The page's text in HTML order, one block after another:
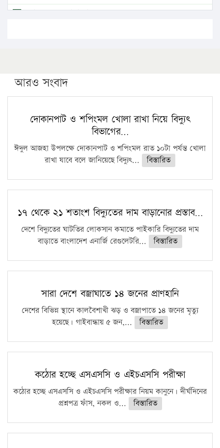
এবার লঞ্চের ভাড়া বাড়ল
পিএইচডি করছেন কুয়েটের কৃতি…
সারা দেশে বজ্রাঘাতে ১৪ জনের প্রাণহানি
কঠোর হচ্ছে এসএসসি ও এইচএসসি পরীক্ষা
ফরিদগঞ্জে আগুনে পুড়লো ৬ ব্যবসা প্রতিষ্ঠান
আরও সংবাদ
দোকানপাট ও শপিংমল খোলা রাখা নিয়ে বিদ্যুৎ
বিভাগের…
ঈদুল আজহা উপলক্ষে দোকানপাট ও শপিংমল রাত ১০টা পর্যন্ত খোলা
রাখা যাবে বলে জানিয়েছে বিদ্যুৎ...
বিস্তারিত
১৭ থেকে ২১ শতাংশ বিদ্যুতের দাম বাড়ানোর প্রস্তাব…
দেশে বিদ্যুতের ঘাটতির লোকসান কমাতে পাইকারি বিদ্যুতের দাম
বাড়াতে বাংলাদেশ এনার্জি রেগুলেটরি...
বিস্তারিত
সারা দেশে বজ্রাঘাতে ১৪ জনের প্রাণহানি
দেশের বিভিন্ন স্থানে কালবৈশাখী ঝড় ও বজ্রাপাতে ১৪ জনের মৃত্যু
হয়েছে। গাইবান্ধায় ৫ জন,...
বিস্তারিত
কঠোর হচ্ছে এসএসসি ও এইচএসসি পরীক্ষা
কঠোর হচ্ছে এসএসসি ও এইচএসসি পরীক্ষার নিয়ম কানুনে। দীর্ঘদিনের
প্রশ্নপত্র ফাঁস, নকল ও...
বিস্তারিত